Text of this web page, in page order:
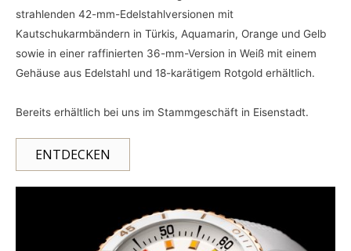
strahlenden 42-mm-Edelstahlversionen mit
Kautschukarmbändern in Türkis, Aquamarin, Orange und Gelb
sowie in einer raffinierten 36-mm-Version in Weiß mit einem
Gehäuse aus Edelstahl und 18-karätigem Rotgold erhältlich.
Bereits erhältlich bei uns im Stammgeschäft in Eisenstadt.
ENTDECKEN